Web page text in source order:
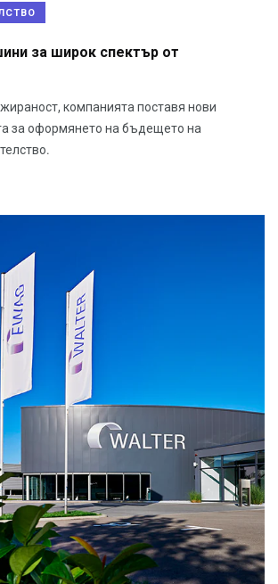
за широк спектър от
компанията поставя нови
за оформянето на бъдещето на